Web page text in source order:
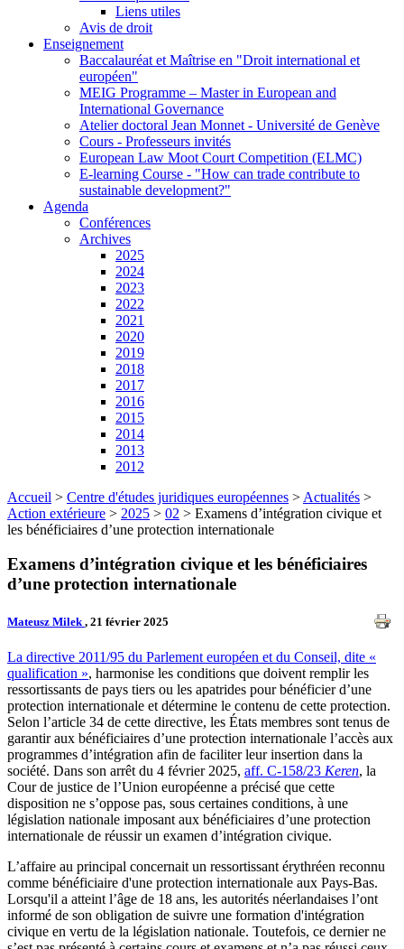
Liens utiles
Avis de droit
Enseignement
Baccalauréat et Maîtrise en "Droit international et
européen"
MEIG Programme – Master in European and
International Governance
Atelier doctoral Jean Monnet - Université de Genève
Cours - Professeurs invités
European Law Moot Court Competition (ELMC)
E-learning Course - "How can trade contribute to
sustainable development?"
Agenda
Conférences
Archives
2025
2024
2023
2022
2021
2020
2019
2018
2017
2016
2015
2014
2013
2012
Accueil > Centre d'études juridiques européennes > Actualités >
Action extérieure > 2025 > 02 > Examens d’intégration civique et
les bénéficiaires d’une protection internationale
Examens d’intégration civique et les bénéficiaires
d’une protection internationale
Mateusz Milek , 21 février 2025
La directive 2011/95 du Parlement européen et du Conseil, dite «
qualification », harmonise les conditions que doivent remplir les
ressortissants de pays tiers ou les apatrides pour bénéficier d’une
protection internationale et détermine le contenu de cette protection.
Selon l’article 34 de cette directive, les États membres sont tenus de
garantir aux bénéficiaires d’une protection internationale l’accès aux
programmes d’intégration afin de faciliter leur insertion dans la
société. Dans son arrêt du 4 février 2025, aff. C-158/23 Keren, la
Cour de justice de l’Union européenne a précisé que cette
disposition ne s’oppose pas, sous certaines conditions, à une
législation nationale imposant aux bénéficiaires d’une protection
internationale de réussir un examen d’intégration civique.
L’affaire au principal concernait un ressortissant érythréen reconnu
comme bénéficiaire d'une protection internationale aux Pays-Bas.
Lorsqu'il a atteint l’âge de 18 ans, les autorités néerlandaises l’ont
informé de son obligation de suivre une formation d'intégration
civique en vertu de la législation nationale. Toutefois, ce dernier ne